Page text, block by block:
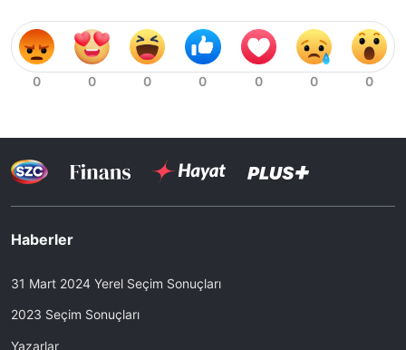
Haberler
31 Mart 2024 Yerel Seçim Sonuçları
2023 Seçim Sonuçları
Yazarlar